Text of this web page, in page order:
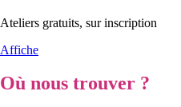
Ateliers gratuits, sur inscription
Affiche
Où nous trouver ?